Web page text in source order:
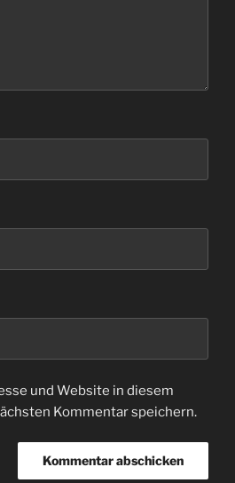
und Website in diesem
Kommentar speichern.